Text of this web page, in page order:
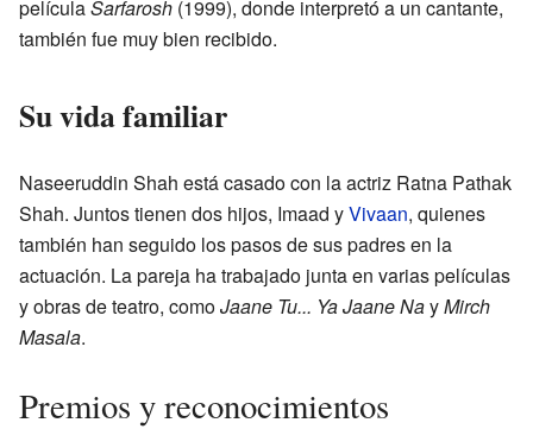
películaSarfarosh (1999), donde interpretó a un cantante,
también fue muy bien recibido.
Su vida familiar
Naseeruddin Shah está casado con la actriz Ratna Pathak
Shah. Juntos tienen dos hijos, Imaad yVivaan, quienes
también han seguido los pasos de sus padres en la
actuación. La pareja ha trabajado junta en varias películas
y obras de teatro, comoJaane Tu... Ya Jaane NayMirch
Masala.
Premios y reconocimientos